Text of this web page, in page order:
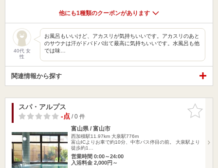
他にも1種類のクーポンがあります
40代 女
性
お風呂もいいけど、アカスリが気持ちいいです。アカスリのあと
のサウナは汗がドバドバ出て最高に気持ちいいです。水風呂も他
では味…
関連情報から探す
お気に入
りに追加
スパ・アルプス
-点/ 0 件
富山県 / 富山市
西加積駅11.97km 大泉駅776m
富山ICよりお車で約10分、中市バス停目の前。 大泉駅より
徒歩約1…
営業時間 0:00～24:00
入浴料金 2,000円～